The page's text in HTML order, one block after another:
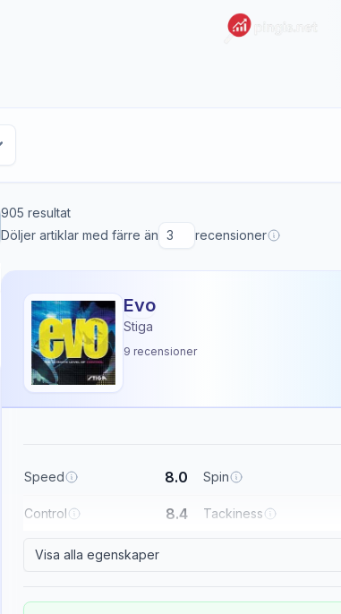
905 resultat
Döljer artiklar med färre än
recensioner
Evo
Stiga
9 recensioner
Speed 8.0 Spin
Control 8.4 Tackiness
Visa alla egenskaper